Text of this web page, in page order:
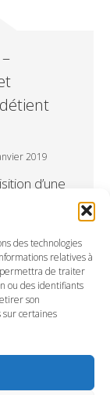
des technologies
relatives à
permettra de traiter
ou des identifiants
son
sur certaines
2019
d’une
son
de faire
d’une
savoir –